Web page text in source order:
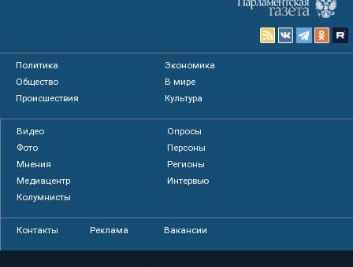
Политика
Экономика
Общество
В мире
Происшествия
Культура
Видео
Опросы
Фото
Персоны
Мнения
Регионы
Медиацентр
Интервью
Колумнисты
Контакты Реклама Вакансии